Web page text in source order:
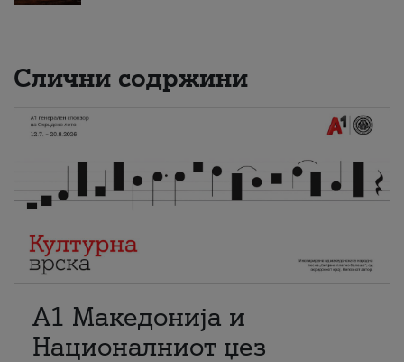
Слични содржини
А1 Македонија и
Националниот џез